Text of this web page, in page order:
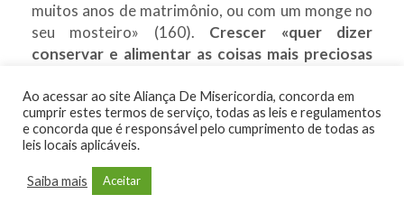
muitos anos de matrimônio, ou com um monge no
seu mosteiro» (160). Crescer «quer dizer
conservar e alimentar as coisas mais preciosas
tempo significa estar disponível para purificar o
que não é bom» (161).
Autenticidade
«Lembro-te, porém, que não serás santo nem te
Ao acessar ao site Aliança De Misericordia, concorda em
cumprir estes termos de serviço, todas as leis e regulamentos
​e concorda que é responsável pelo cumprimento de todas as
leis locais aplicáveis.
Saiba mais Aceitar